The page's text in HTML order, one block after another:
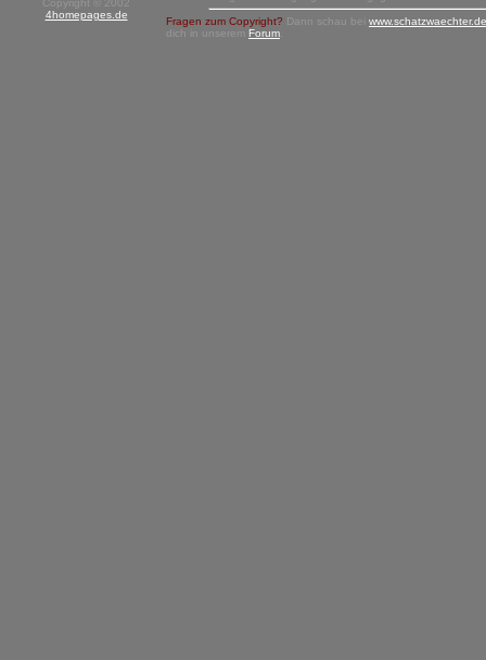
4homepages.de
Fragen zum Copyright? Dann schau bei www.schatzwaechter.de
dich in unserem Forum